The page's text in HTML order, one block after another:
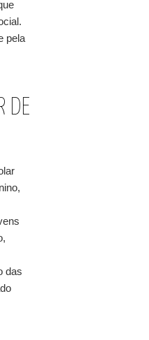
pela
DE
das